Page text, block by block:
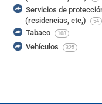
Servicios de
(residencias, etc,)
54
Tabaco 108
Vehículos 325